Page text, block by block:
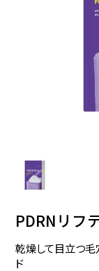
PDRNリフ
乾燥して目立つ毛
ド